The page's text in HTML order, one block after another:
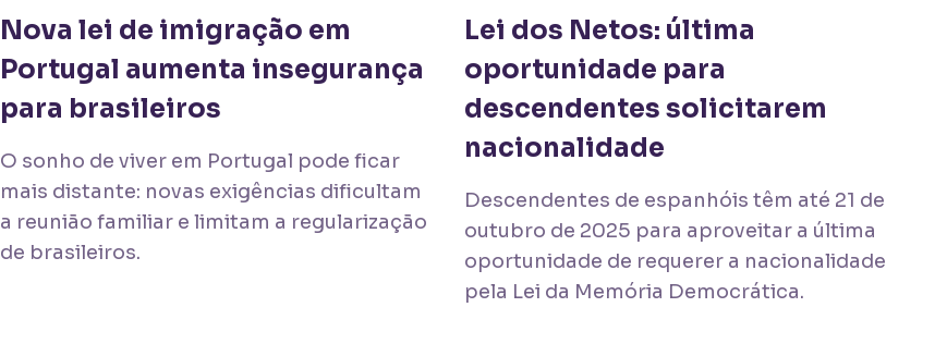
Nova lei de imigração em
Portugal aumenta insegurança
para brasileiros
O sonho de viver em Portugal pode ficar
mais distante: novas exigências dificultam
a reunião familiar e limitam a regularização
de brasileiros.
Lei dos Netos: última
oportunidade para
descendentes solicitarem
nacionalidade
Descendentes de espanhóis têm até 21 de
outubro de 2025 para aproveitar a última
oportunidade de requerer a nacionalidade
pela Lei da Memória Democrática.